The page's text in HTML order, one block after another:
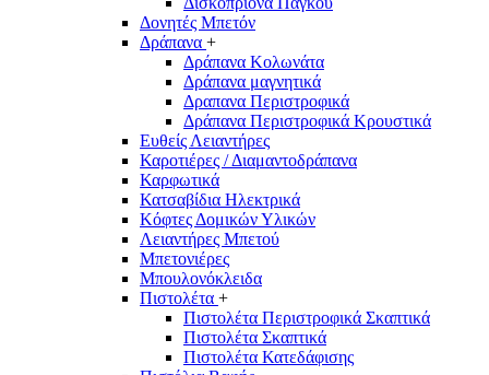
Δονητές Μπετόν
Δράπανα +
Δράπανα Κολωνάτα
Δράπανα μαγνητικά
Δραπανα Περιστροφικά
Δράπανα Περιστροφικά Κρουστικά
Ευθείς Λειαντήρες
Καροτιέρες / Διαμαντοδράπανα
Καρφωτικά
Κατσαβίδια Ηλεκτρικά
Κόφτες Δομικών Υλικών
Λειαντήρες Μπετού
Μπετονιέρες
Μπουλονόκλειδα
Πιστολέτα +
Πιστολέτα Περιστροφικά Σκαπτικά
Πιστολέτα Σκαπτικά
Πιστολέτα Κατεδάφισης